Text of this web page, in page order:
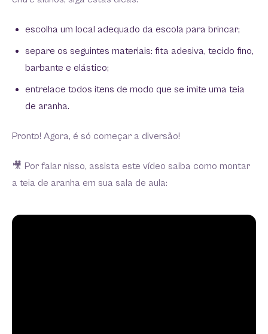
escolha um local adequado da escola para brincar;
separe os seguintes materiais: fita adesiva, tecido fino,
barbante e elástico;
entrelace todos itens de modo que se imite uma teia
de aranha.
Pronto! Agora, é só começar a diversão!
🎥 Por falar nisso, assista este vídeo saiba como montar
a teia de aranha em sua sala de aula: